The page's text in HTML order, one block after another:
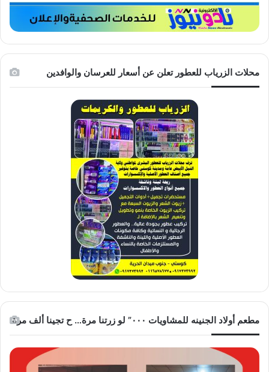
محلات الزرياب للعطور تعلن عن أسعار للعرسان والوافدين
مطعم أولاد الجنينه للمشاويات ٠٠٠” لو زرتنا مرة… ح تجينا ألف مرة